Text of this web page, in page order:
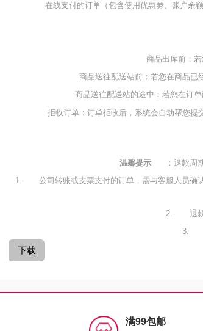
在线支付的订单（包含使用优惠劵、账户余
商品出库前：
商品送往配送站前：若您在商品已
商品送往配送站的途中：若您在订
拒收订单：订单拒收后，系统会自动帮您提
温馨提示
：退款周
1.
公司转账或支票支付的订单，需与客服人员确
2.
退
3.
满99包邮